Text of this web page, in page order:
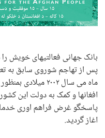
پس از تهاجم شوروی سابق به
ماه می سال ۲۰۰۲
افغانها و کمک به دولت این
پاسخگو غرض فراهم اوری
اغاز گردید.